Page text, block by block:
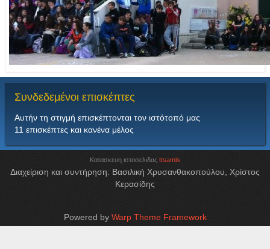
Συνδεδεμένοι επισκέπτες
Αυτήν τη στιγμή επισκέπτονται τον ιστότοπό μας
11 επισκέπτες και κανένα μέλος
Κατασκευη ιστοσελιδας ttsamis
Διαχείριση και συντήρηση: Βασιλική Χρυσανθακοπούλου, Χρίστος
Κερασίδης
Powered by Warp Theme Framework